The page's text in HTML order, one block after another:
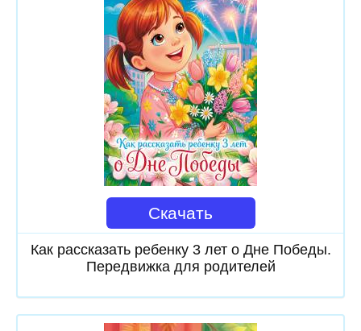
Скачать
Как рассказать ребенку 3 лет о Дне Победы.
Передвижка для родителей